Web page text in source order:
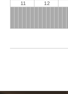
11 12